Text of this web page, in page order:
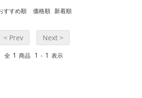
すすめ順 価格順 新着順
< Prev Next >
全 1 商品 1 - 1 表示